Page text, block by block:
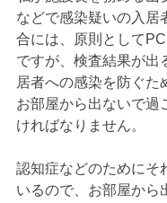
などで感染疑いの入居
合には、原則として
ですが、検査結果が出
居者への感染を防ぐた
お部屋から出ないで過
ければなりません。
認知症などのためにそ
いるので、お部屋から